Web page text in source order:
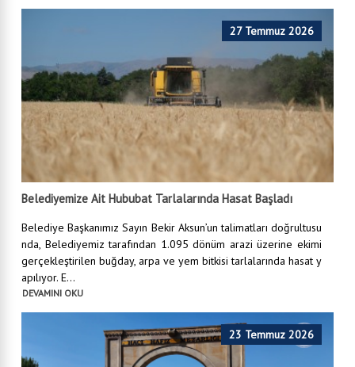
27 Temmuz 2026
Belediyemize Ait Hububat Tarlalarında Hasat Başladı
Belediye Başkanımız Sayın Bekir Aksun’un talimatları doğrultusu
nda, Belediyemiz tarafından 1.095 dönüm arazi üzerine ekimi
gerçekleştirilen buğday, arpa ve yem bitkisi tarlalarında hasat y
apılıyor. E...
DEVAMINI OKU
23 Temmuz 2026